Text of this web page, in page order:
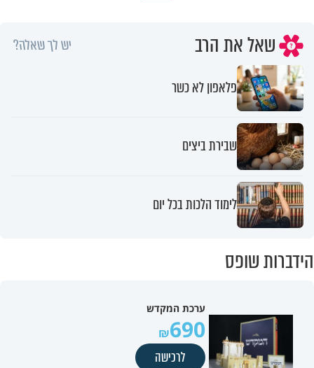
שאל את הרב יש לך שאלה?
פלאפון לא כשר
שבירת ביצים
לימוד הלכות בכל יום
הידברות שופס
ערכת המקדש
690
לרכישה